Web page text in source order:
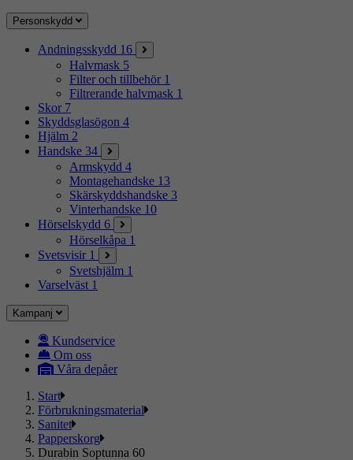
Personskydd
Andningsskydd 16
Halvmask 5
Filter och tillbehör 1
Filtrerande halvmask 1
Skor 7
Skyddsglasögon 4
Hjälm 2
Handske 34
Armskydd 4
Montagehandske 13
Skärskyddshandske 3
Vinterhandske 10
Hörselskydd 6
Hörselkåpa 1
Svetsvisir 1
Svetshjälm 1
Varselväst 1
Kampanj
Kundservice
Om oss
Våra depåer
Start
Förbrukningsmaterial
Sanitet
Papperskorg
Durabin Soptunna 60